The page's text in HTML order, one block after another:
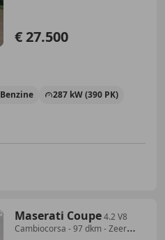
€ 27.500
Benzine 287 kW (390 PK)
Maserati Coupe4.2 V8
Cambiocorsa - 97 dkm - Zeer